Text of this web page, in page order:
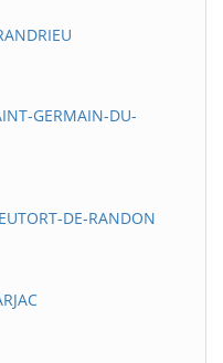
GERMAIN-DU-
DE-RANDON